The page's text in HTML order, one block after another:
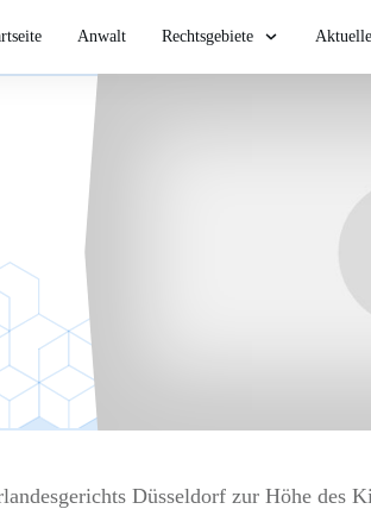
Anwalt Rechtsgebiete
Düsseldorf zur Höhe des